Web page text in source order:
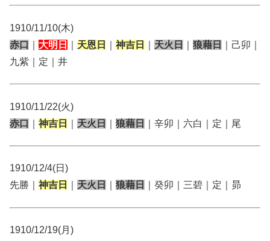
1910/11/10(木)
赤口
大明日 天恩日 神吉日 天火日 狼藉日
｜己卯｜
九紫｜定｜井
1910/11/22(火)
赤口
神吉日 天火日 狼藉日 ｜辛卯｜六白｜定｜尾
1910/12/4(日)
先勝｜ 神吉日 天火日 狼藉日 ｜癸卯｜三碧｜定｜昴
1910/12/19(月)